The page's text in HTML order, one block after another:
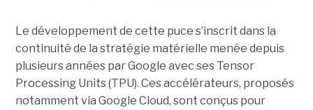
Le développement de cette puce s’inscrit dans la
continuité de la stratégie matérielle menée depuis
plusieurs années par Google avec ses Tensor
Processing Units (TPU). Ces accélérateurs, proposés
notamment via Google Cloud, sont conçus pour